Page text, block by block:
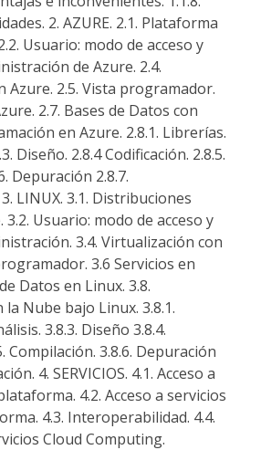
2. AZURE. 2.1. Plataforma
Usuario: modo de acceso y
de Azure. 2.4.
Azure. 2.5. Vista programador.
2.7. Bases de Datos con
en Azure. 2.8.1. Librerías.
Diseño. 2.8.4 Codificación. 2.8.5.
Depuración 2.8.7.
LINUX. 3.1. Distribuciones
Usuario: modo de acceso y
3.4. Virtualización con
3.6 Servicios en
Datos en Linux. 3.8.
Nube bajo Linux. 3.8.1.
3.8.3. Diseño 3.8.4.
Compilación. 3.8.6. Depuración
4. SERVICIOS. 4.1. Acceso a
4.2. Acceso a servicios
4.3. Interoperabilidad. 4.4.
Cloud Computing.